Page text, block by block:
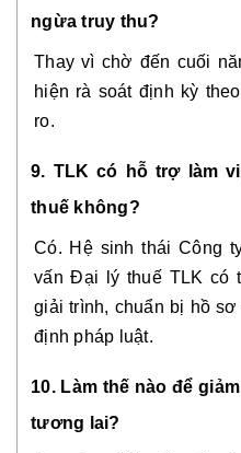
ngừa truy thu?
Thay vì chờ đến cuối
hiện rà soát định kỳ
ro.
9. TLK có hỗ trợ làm
thuế không?
Có. Hệ sinh thái Công
vấn Đại lý thuế TLK có
giải trình, chuẩn bị hồ
định pháp luật.
10. Làm thế nào để
tương lai?